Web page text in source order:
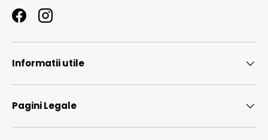
FacebookInstagram
Informatii utile
Pagini Legale